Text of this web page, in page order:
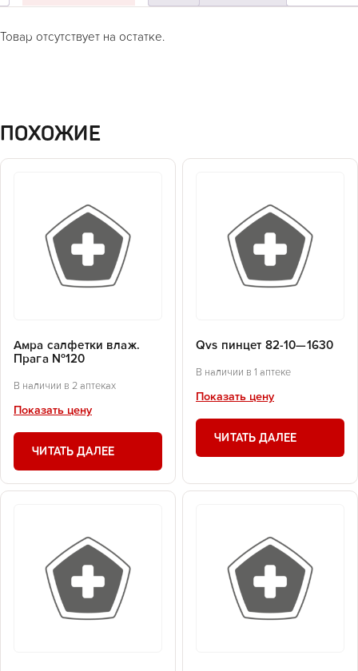
Товар отсутствует на остатке.
ПОХОЖИЕ
Амра салфетки влаж.
Прага №120
В наличии в 2 аптеках
Показать цену
ЧИТАТЬ ДАЛЕЕ
Qvs пинцет 82-10—1630
В наличии в 1 аптеке
Показать цену
ЧИТАТЬ ДАЛЕЕ